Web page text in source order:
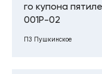
го купона
001Р-02
ПЗ Пушкинское